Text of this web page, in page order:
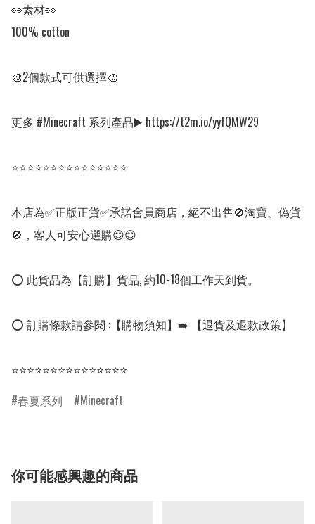
👀素材👀
100% cotton
🎨2個款式可供選擇🎨
更多 #Minecraft 系列產品▶️ https://t2m.io/yyfQMW29
⭐⭐⭐⭐⭐⭐⭐⭐⭐⭐⭐⭐⭐⭐⭐
本店為✅正版正貨✅承諾會員商店，絕不出售🚫淘寶、偽貨
🚫，客人可安心選購😊😊
⭕ 此貨品為【訂購】貨品, 約10-18個工作天到貨。
⭕ 訂購條款請參閱 :【購物須知】➡️ 【退貨及退款政策】
⭐⭐⭐⭐⭐⭐⭐⭐⭐⭐⭐⭐⭐⭐⭐
春夏系列
Minecraft
你可能感興趣的商品